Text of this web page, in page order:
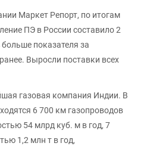
Маркет Репорт, по итогам
ПЭ в России составило 2
показателя за
Выросли поставки всех
газовая компания Индии. В
6 700 км газопроводов
54 млрд куб. м в год, 7
1,2 млн т в год,